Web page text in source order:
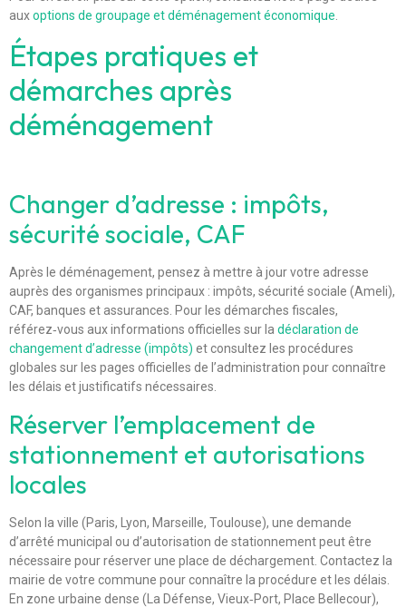
auxoptions de groupage et déménagement économique
Étapes pratiques et
démarches après
déménagement
Changer d’adresse : impôts,
sécurité sociale, CAF
Après le déménagement, pensez à mettre à jour votre adresse
auprès des organismes principaux : impôts, sécurité sociale (Ameli),
CAF, banques et assurances. Pour les démarches fiscales,
référez‑vous aux informations officielles sur la déclaration de
changement d’adresse (impôts) et consultez les procédures
globales sur les pages officielles de l’administration pour connaître
les délais et justificatifs nécessaires.
Réserver l’emplacement de
stationnement et autorisations
locales
Selon la ville (Paris, Lyon, Marseille, Toulouse), une demande
d’arrêté municipal ou d’autorisation de stationnement peut être
nécessaire pour réserver une place de déchargement. Contactez la
mairie de votre commune pour connaître la procédure et les délais.
En zone urbaine dense (La Défense, Vieux‑Port, Place Bellecour),